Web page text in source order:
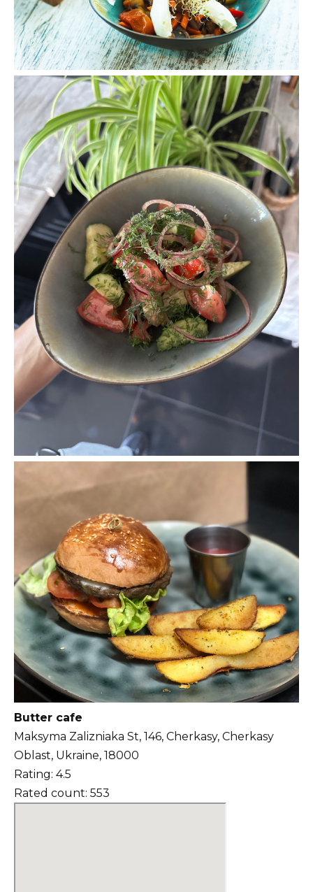
Butter cafe
Maksyma Zalizniaka St, 146, Cherkasy, Cherkasy
Oblast, Ukraine, 18000
Rating: 4.5
Rated count: 553